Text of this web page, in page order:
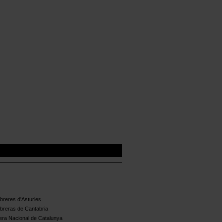
d'Asturies
de Cantabria
Nacional de Catalunya